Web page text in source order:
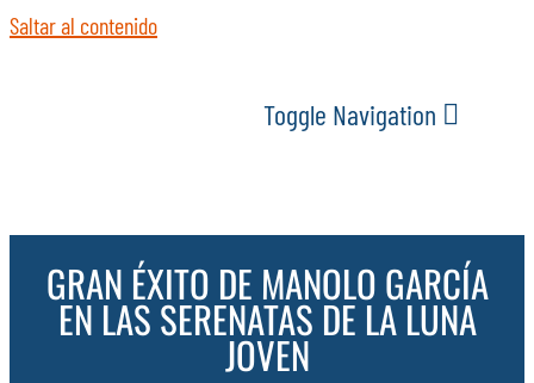
Saltar al contenido
Toggle Navigation
ACTUALIDAD
SERVICIOS
GRAN ÉXITO DE MANOLO GARCÍA
EN LAS SERENATAS DE LA LUNA
JOVEN